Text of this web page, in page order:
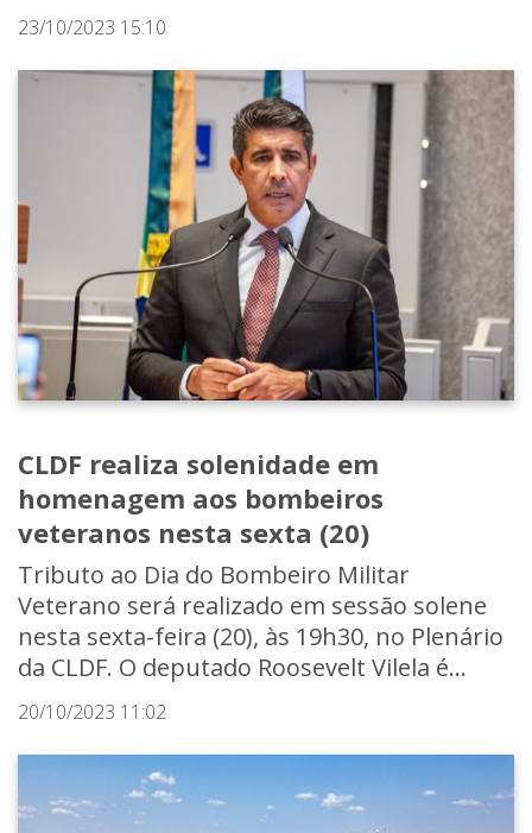
23/10/2023 15:10
CLDF realiza solenidade em
homenagem aos bombeiros
veteranos nesta sexta (20)
Tributo ao Dia do Bombeiro Militar
Veterano será realizado em sessão solene
nesta sexta-feira (20), às 19h30, no Plenário
da CLDF. O deputado Roosevelt Vilela é...
20/10/2023 11:02